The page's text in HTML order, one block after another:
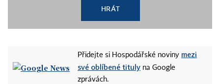
HRÁT
Přidejte si Hospodářské noviny mezi
své oblíbené tituly na Google
zprávách.